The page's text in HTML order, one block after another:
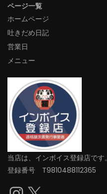
ページ一覧
ホームページ
吐きだめ日記
営業日
メニュー
当店は、インボイス登録店です。
登録番号 T9810488112365